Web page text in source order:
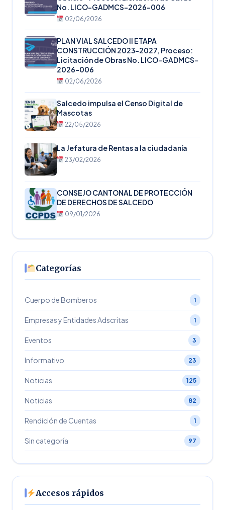
No. LICO-GADMCS-2026-006
02/06/2026
PLAN VIAL SALCEDO II ETAPA
CONSTRUCCIÓN 2023-2027, Proceso:
Licitación de Obras No. LICO-GADMCS-
2026-006
02/06/2026
Salcedo impulsa el Censo Digital de
Mascotas
22/05/2026
La Jefatura de Rentas a la ciudadanía
23/02/2026
CONSEJO CANTONAL DE PROTECCIÓN
DE DERECHOS DE SALCEDO
09/01/2026
Categorías
Cuerpo de Bomberos 1
Empresas y Entidades Adscritas 1
Eventos 3
Informativo 23
Noticias 125
Noticias 82
Rendición de Cuentas 1
Sin categoría 97
Accesos rápidos